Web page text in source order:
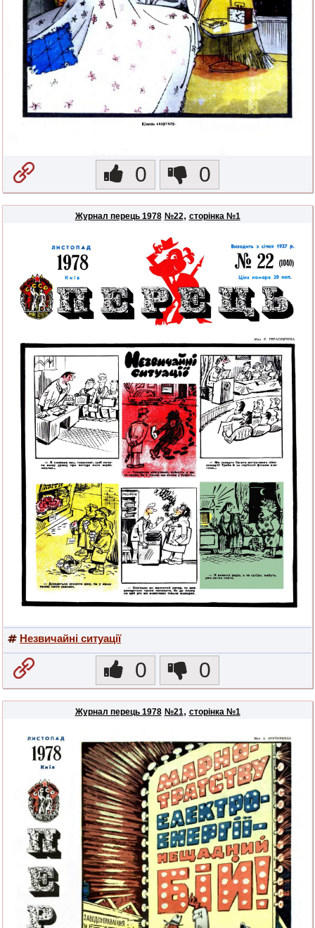
0 0
Журнал перець 1978 №22, сторінка №1
Незвичайні ситуації
0 0
Журнал перець 1978 №21, сторінка №1